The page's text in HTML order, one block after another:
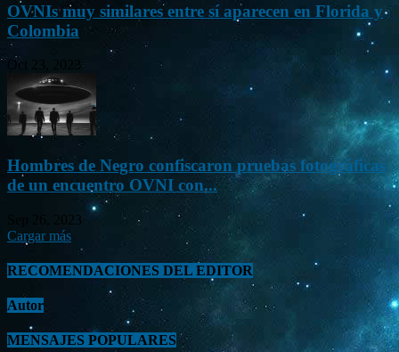
OVNIs muy similares entre sí aparecen en Florida y
Colombia
Oct 23, 2023
Hombres de Negro confiscaron pruebas fotográficas
de un encuentro OVNI con...
Sep 26, 2023
Cargar más
RECOMENDACIONES DEL EDITOR
Autor
MENSAJES POPULARES